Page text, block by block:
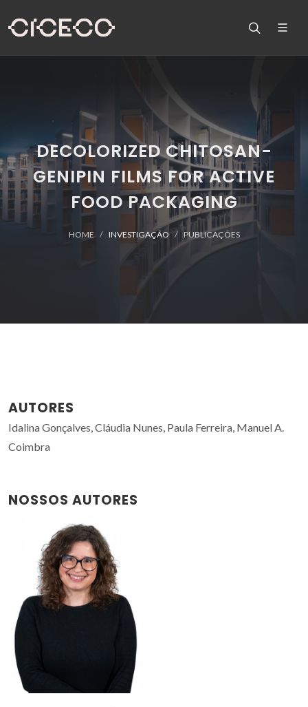
DECOLORIZED CHITOSAN-
GENIPIN FILMS FOR ACTIVE
FOOD PACKAGING
HOME INVESTIGAÇÃO PUBLICAÇÕES
AUTORES
Idalina Gonçalves, Cláudia Nunes, Paula Ferreira, Manuel A.
Coimbra
NOSSOS AUTORES